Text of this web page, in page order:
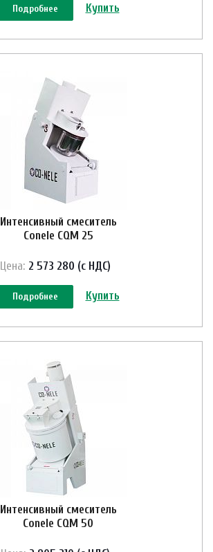
Подробнее Купить
Интенсивный смеситель
Conele CQM 25
Цена: 2 573 280 (с НДС)
Подробнее Купить
Интенсивный смеситель
Conele CQM 50